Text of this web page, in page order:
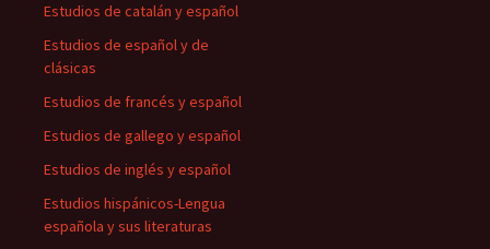
Estudios de catalán y español
Estudios de español y de
clásicas
Estudios de francés y español
Estudios de gallego y español
Estudios de inglés y español
Estudios hispánicos-Lengua
española y sus literaturas